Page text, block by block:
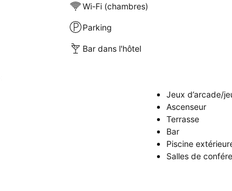
Wi-Fi (chambres)
Parking
Bar dans l'hôtel
Jeux d’arcade/
Ascenseur
Terrasse
Bar
Piscine
Salles de